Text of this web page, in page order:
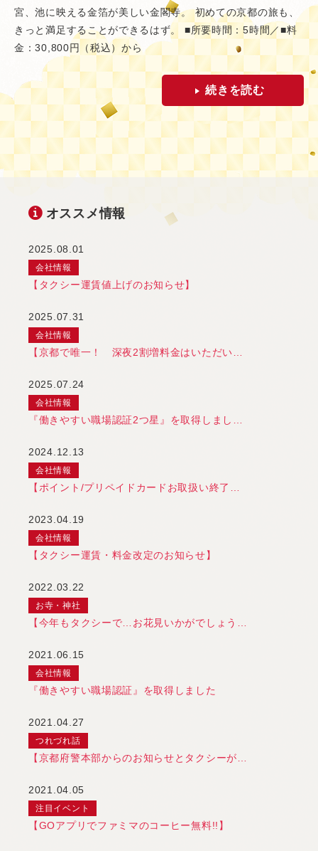
宮、池に映える金箔が美しい金閣寺。 初めての京都の旅も、
きっと満足することができるはず。 ■所要時間：5時間／■料
金：30,800円（税込）から
続きを読む
オススメ情報
2025.08.01
会社情報
【タクシー運賃値上げのお知らせ】
2025.07.31
会社情報
【京都で唯一！ 深夜2割増料金はいただい…
2025.07.24
会社情報
『働きやすい職場認証2つ星』を取得しまし…
2024.12.13
会社情報
【ポイント/プリペイドカードお取扱い終了…
2023.04.19
会社情報
【タクシー運賃・料金改定のお知らせ】
2022.03.22
お寺・神社
【今年もタクシーで…お花見いかがでしょう…
2021.06.15
会社情報
『働きやすい職場認証』を取得しました
2021.04.27
つれづれ話
【京都府警本部からのお知らせとタクシーが…
2021.04.05
注目イベント
【GOアプリでファミマのコーヒー無料!!】